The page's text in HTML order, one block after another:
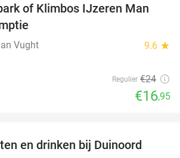
29%
of Klimbos IJzeren Man
Vught 9.6 star
Regulier €24
€16,95
en drinken bij Duinoord